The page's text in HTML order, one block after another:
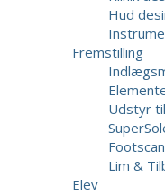
Hud
Fremstilling
Udstyr
Footscan
Lim &
Elev